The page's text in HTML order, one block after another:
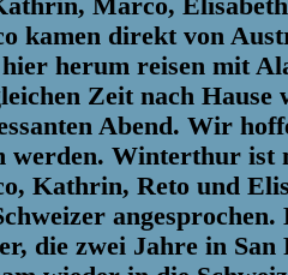
Marco,
kamen direkt von
herum reisen mit
Zeit nach Hause
Abend. Wir
werden. Winterthur
Kathrin, Reto und
die zwei Jahre in San